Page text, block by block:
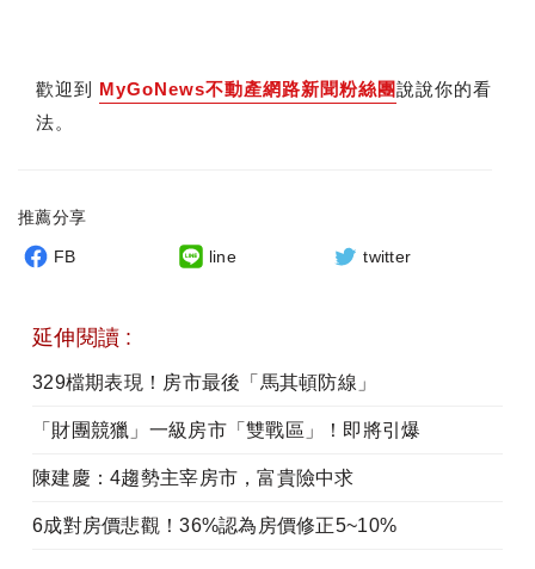
歡迎到 MyGoNews不動產網路新聞粉絲團說說你的看
法。
推薦分享
FB line twitter
延伸閱讀 :
329檔期表現！房市最後「馬其頓防線」
「財團競獵」一級房市「雙戰區」！即將引爆
陳建慶：4趨勢主宰房市，富貴險中求
6成對房價悲觀！36%認為房價修正5~10%